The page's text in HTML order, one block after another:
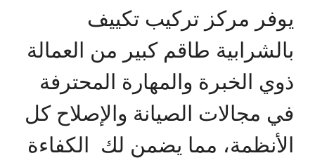
يوفر مركز تركيب تكييف
بالشرابية طاقم كبير من العمالة
ذوي الخبرة والمهارة المحترفة
في مجالات الصيانة والإصلاح كل
الأنظمة، مما يضمن لك الكفاءة